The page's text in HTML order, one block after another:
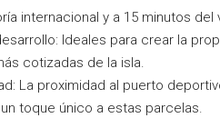
internacional y a 15 minutos del
Ideales para crear la
cotizadas de la isla.
La proximidad al puerto
toque único a estas parcelas.